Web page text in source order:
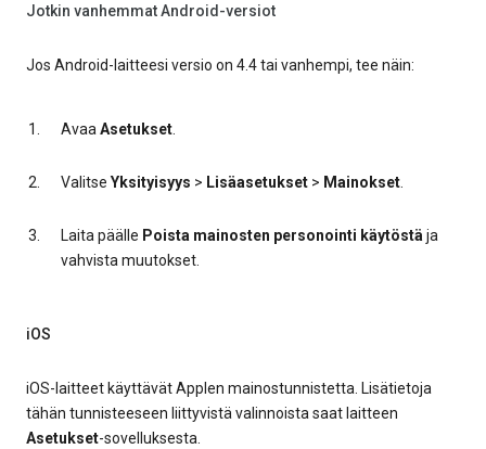
Jotkin vanhemmat Android-versiot
Jos Android-laitteesi versio on 4.4 tai vanhempi, tee näin:
AvaaAsetukset.
Valitse Yksityisyys > Lisäasetukset > Mainokset.
Laita päälle Poista mainosten personointi käytöstäja
vahvista muutokset.
iOS
iOS-laitteet käyttävät Applen mainostunnistetta. Lisätietoja
tähän tunnisteeseen liittyvistä valinnoista saat laitteen
Asetukset-sovelluksesta.